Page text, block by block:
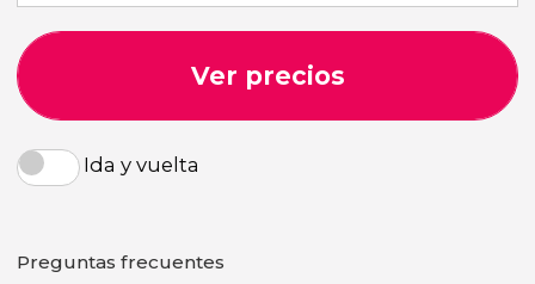
Ver precios
Ida y vuelta
Preguntas frecuentes